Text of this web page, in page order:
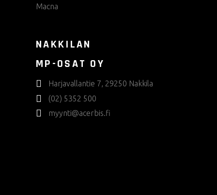
Macna
NAKKILAN
MP-OSAT OY
Harjavallantie 7, 29250 Nakkila
(02) 5352 500
myynti@acerbis.fi